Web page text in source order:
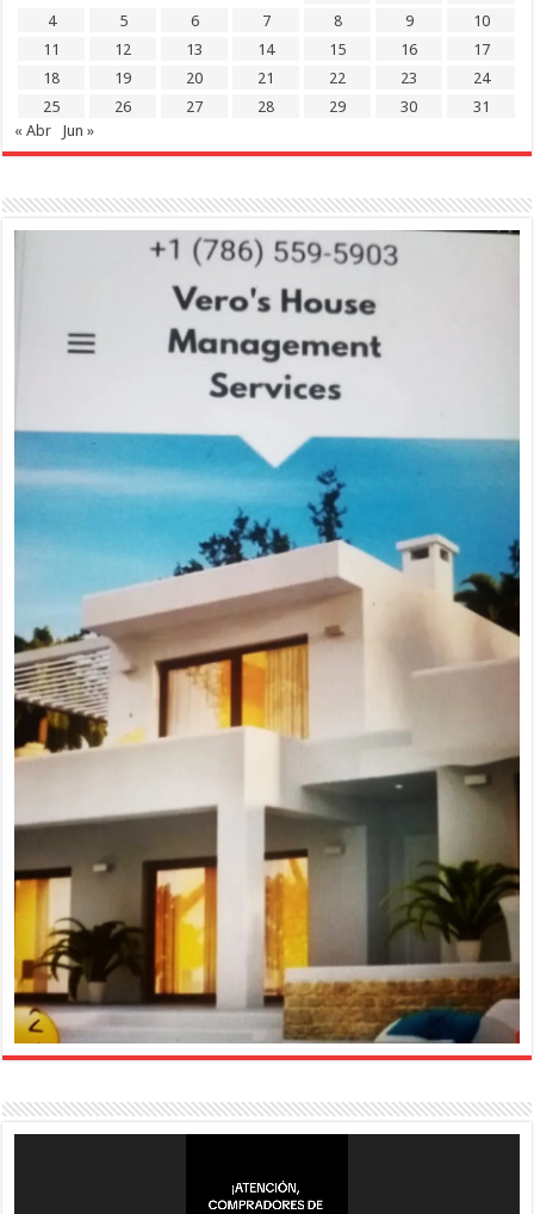
4
5 6 7 8 9
10
11
12 13 14 15 16
17
18
19 20 21 22 23
24
25
26 27 28 29 30
31
« Abr
Jun »